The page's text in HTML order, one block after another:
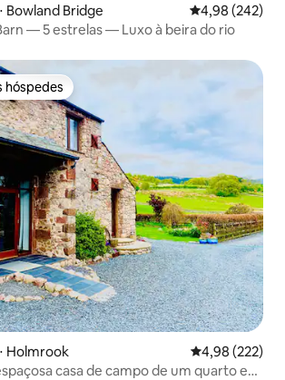
Bowland Bridge 4,98 de uma
4,98 (242)
— 5 estrelas — Luxo à beira do rio
preferidos dos hóspedes
hóspedes
Holmrook 4,98 de uma
4,98 (222)
casa de campo de um quarto e